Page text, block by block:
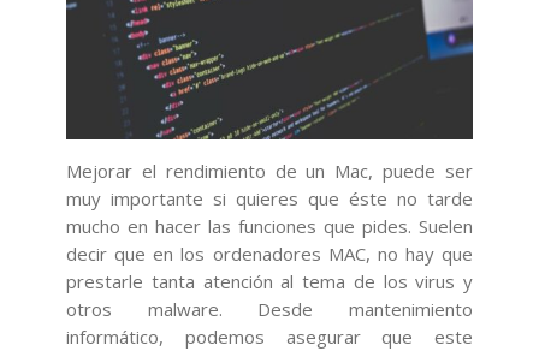
Mejorar el rendimiento de un Mac, puede ser
muy importante si quieres que éste no tarde
mucho en hacer las funciones que pides. Suelen
decir que en los ordenadores MAC, no hay que
prestarle tanta atención al tema de los virus y
otros malware. Desde mantenimiento
informático, podemos asegurar que este